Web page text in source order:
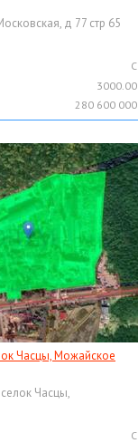
д 77 стр 65
C
3000.00
280 600 000
Часцы, Можайское
Часцы,
C